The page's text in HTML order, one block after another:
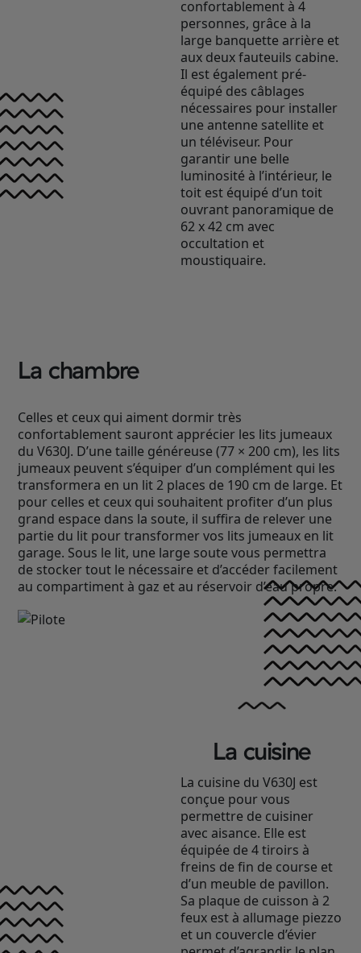
confortablement à 4
personnes, grâce à la
large banquette arrière et
aux deux fauteuils cabine.
Il est également pré-
équipé des câblages
nécessaires pour installer
une antenne satellite et
un téléviseur. Pour
garantir une belle
luminosité à l’intérieur, le
toit est équipé d’un toit
ouvrant panoramique de
62 x 42 cm avec
occultation et
moustiquaire.
La chambre
Celles et ceux qui aiment dormir très
confortablement sauront apprécier les lits jumeaux
du V630J. D’une taille généreuse (77 × 200 cm), les lits
jumeaux peuvent s’équiper d’un complément qui les
transformera en un lit 2 places de 190 cm de large. Et
pour celles et ceux qui souhaitent profiter d’un plus
grand espace dans la soute, il suffira de relever une
partie du lit pour transformer vos lits jumeaux en lit
garage. Sous le lit, une large soute vous permettra
de stocker tout le nécessaire et d’accéder facilement
au compartiment à gaz et au réservoir d’eau propre.
La cuisine
La cuisine du V630J est
conçue pour vous
permettre de cuisiner
avec aisance. Elle est
équipée de 4 tiroirs à
freins de fin de course et
d’un meuble de pavillon.
Sa plaque de cuisson à 2
feux est à allumage piezzo
et un couvercle d’évier